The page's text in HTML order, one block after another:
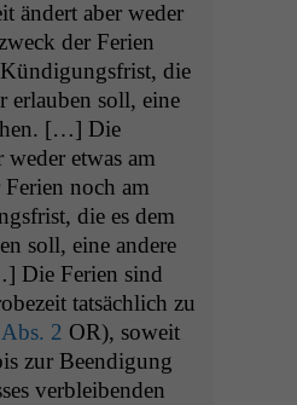
ändert aber wed­er
der Ferien
die
erlauben soll, eine
[…] Die
wed­er etwas am
noch am
die es dem
soll, eine andere
Die Ferien sind
tat­säch­lich zu
2 OR), soweit
zur Beendi­gung
verbleiben­den